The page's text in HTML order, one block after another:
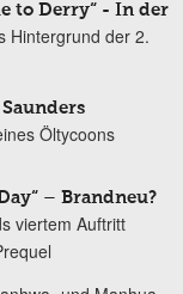
to Derry“ - In der
Hintergrund der 2.
Öltycoons
– Brandneu?
viertem Auftritt